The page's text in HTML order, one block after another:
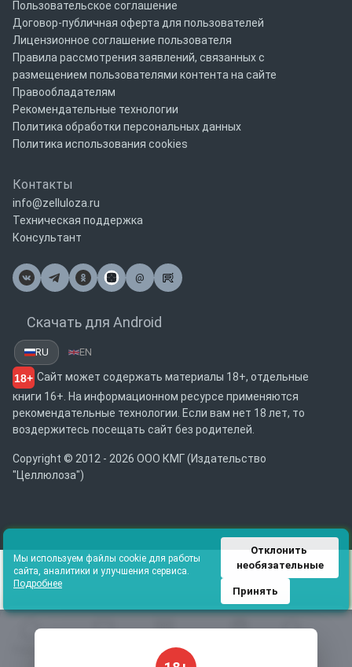
Каталог
Пользовательское соглашение
Договор-публичная оферта для пользователей
Лицензионное соглашение пользователя
Правила рассмотрения заявлений, связанных с
размещением пользователями контента на сайте
Правообладателям
Рекомендательные технологии
Политика обработки персональных данных
Политика использования cookies
Контакты
info@zelluloza.ru
Техническая поддержка
Консультант
@
Почта
Скачать для Android
RU EN
18+ Сайт может содержать материалы 18+, отдельные
книги 16+. На информационном ресурсе применяются
рекомендательные технологии. Если вам нет 18 лет, то
воздержитесь посещать сайт без родителей.
Copyright © 2012 - 2026 ООО КМГ (Издательство
"Целлюлоза")
Мы используем файлы cookie для работы
сайта, аналитики и улучшения сервиса.
Подробнее
Отклонить
необязательные
Принять